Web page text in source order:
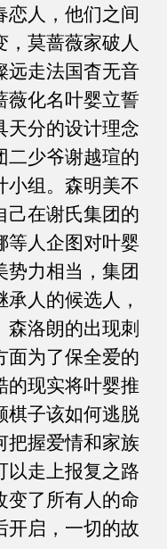
恋人，他们之间
，莫蔷薇家破人
远走法国杳无音
薇化名叶婴立誓
天分的设计理念
二少爷谢越瑄的
小组。森明美不
己在谢氏集团的
等人企图对叶婴
势力相当，集团
人的候选人，
森洛朗的出现刺
面为了保全爱的
的现实将叶婴推
棋子该如何逃脱
把握爱情和家族
以走上报复之路
变了所有人的命
开启，一切的故